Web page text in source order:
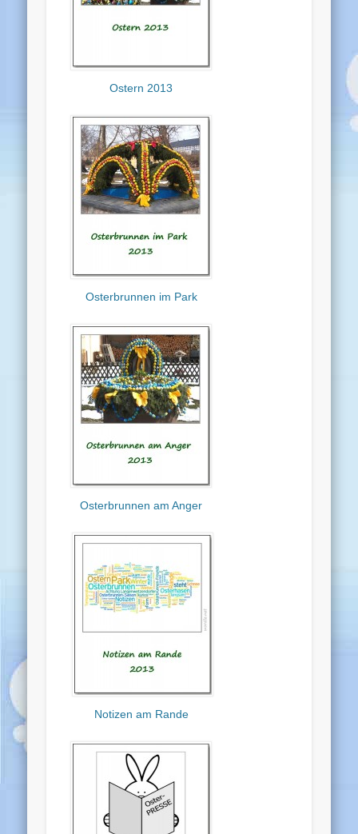
Ostern 2013
Osterbrunnen im Park
Osterbrunnen am Anger
Notizen am Rande